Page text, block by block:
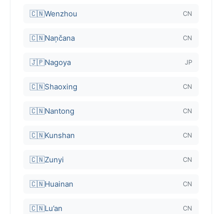
🇨🇳Wenzhou CN
🇨🇳Naņčana CN
🇯🇵Nagoya JP
🇨🇳Shaoxing CN
🇨🇳Nantong CN
🇨🇳Kunshan CN
🇨🇳Zunyi CN
🇨🇳Huainan CN
🇨🇳Lu’an CN